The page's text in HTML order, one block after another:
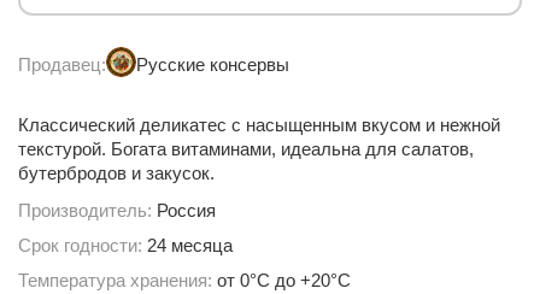
Продавец: Русские консервы
Классический деликатес с насыщенным вкусом и нежной
текстурой. Богата витаминами, идеальна для салатов,
бутербродов и закусок.
Производитель: Россия
Срок годности: 24 месяца
Температура хранения: от 0°С до +20°С